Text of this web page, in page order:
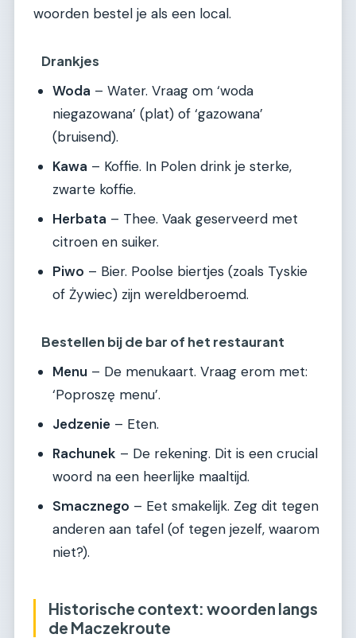
woorden bestel je als een local.
Drankjes
Woda – Water. Vraag om ‘woda
niegazowana’ (plat) of ‘gazowana’
(bruisend).
Kawa – Koffie. In Polen drink je sterke,
zwarte koffie.
Herbata – Thee. Vaak geserveerd met
citroen en suiker.
Piwo – Bier. Poolse biertjes (zoals Tyskie
of Żywiec) zijn wereldberoemd.
Bestellen bij de bar of het restaurant
Menu – De menukaart. Vraag erom met:
‘Poproszę menu’.
Jedzenie – Eten.
Rachunek – De rekening. Dit is een crucial
woord na een heerlijke maaltijd.
Smacznego – Eet smakelijk. Zeg dit tegen
anderen aan tafel (of tegen jezelf, waarom
niet?).
Historische context: woorden langs
de Maczekroute